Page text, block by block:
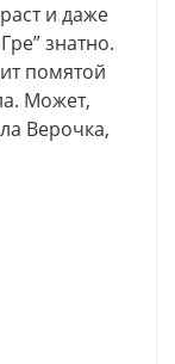
и даже
знатно.
помятой
Может,
Верочка,